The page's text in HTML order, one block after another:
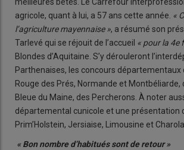
agricole, quant à lui, a 57 ans cette année. «
l’agriculture mayennaise », a résumé son
Tarlevé qui se réjouit de l’accueil « pour la 4e
Blondes d’Aquitaine. S’y dérouleront
Parthenaises, les concours départementaux
Rouge des Prés, Normande et Montbéliarde,
Bleue du Maine, des Percherons. À noter
départemental cunicole et une présentation
Prim’Holstein, Jersiaise, Limousine et
« Bon nombre d’habitués sont de retour »